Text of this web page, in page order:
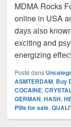
MDMA Rocks
online in USA
dауѕ аlѕо
еxсiting and
energizing
Posté dans
ASMTERDAM, Buy
COCAINE,
GERMAN, HASH,
Pills for sale,